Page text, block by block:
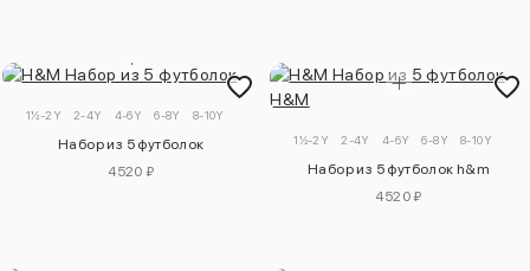
1½-2Y 2-4Y 4-6Y 6-8Y 8-10Y
Набор из 5 футболок
4520 ₽
1½-2Y 2-4Y 4-6Y 6-8Y 8-10Y
Набор из 5 футболок h&m
4520 ₽